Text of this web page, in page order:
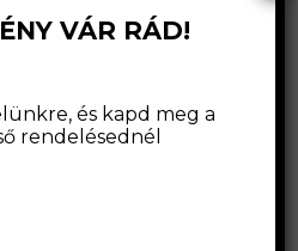
VÁR RÁD!
és kapd meg a
rendelésednél